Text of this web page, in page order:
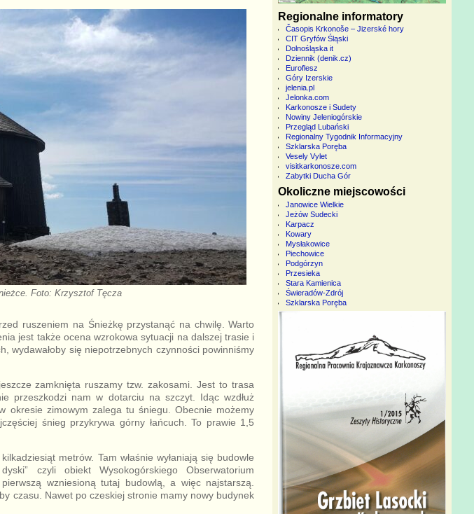
Foto: Krzysztof Tęcza
ruszeniem na Śnieżkę przystanąć na chwilę. Warto
jest także ocena wzrokowa sytuacji na dalszej trasie i
wydawałoby się niepotrzebnych czynności powinniśmy
zamknięta ruszamy tzw. zakosami. Jest to trasa
przeszkodzi nam w dotarciu na szczyt. Idąc wzdłuż
okresie zimowym zalega tu śniegu. Obecnie możemy
śnieg przykrywa górny łańcuch. To prawie 1,5
metrów. Tam właśnie wyłaniają się budowle
czyli obiekt Wysokogórskiego Obserwatorium
wzniesioną tutaj budowlą, a więc najstarszą.
czasu. Nawet po czeskiej stronie mamy nowy budynek
Regionalne informatory
Časopis Krkonoše – Jizerské hory
CIT Gryfów Śląski
Dolnośląska it
Dziennik (denik.cz)
Euroflesz
Góry Izerskie
jelenia.pl
Jelonka.com
Karkonosze i Sudety
Nowiny Jeleniogórskie
Przegląd Lubański
Regionalny Tygodnik Informacyjny
Szklarska Poręba
Vesely Vylet
visitkarkonosze.com
Zabytki Ducha Gór
Okoliczne miejscowości
Janowice Wielkie
Jeżów Sudecki
Karpacz
Kowary
Mysłakowice
Piechowice
Podgórzyn
Przesieka
Stara Kamienica
Świeradów-Zdrój
Szklarska Poręba